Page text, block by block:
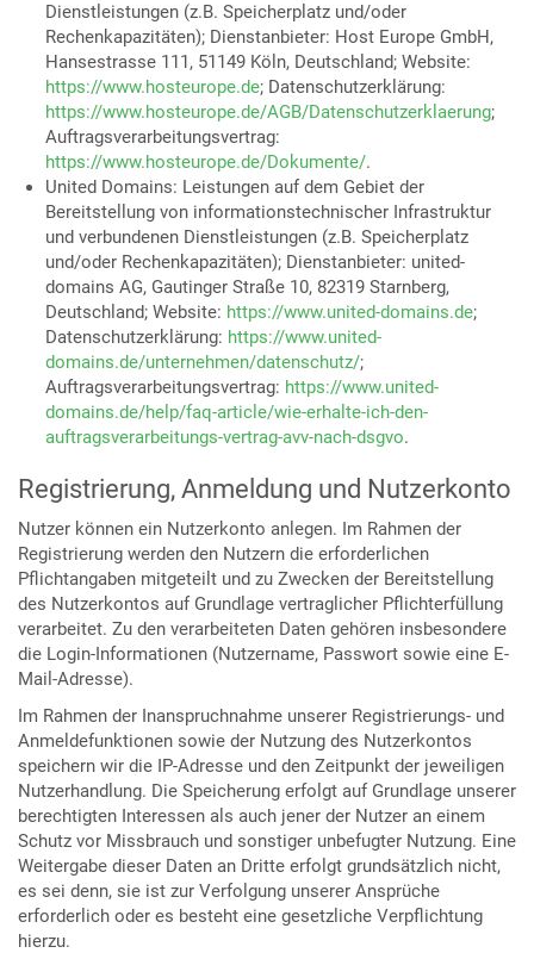
Dienstleistungen (z.B. Speicherplatz und/oder
Rechenkapazitäten); Dienstanbieter: Host Europe GmbH,
Hansestrasse 111, 51149 Köln, Deutschland; Website:
https://www.hosteurope.de; Datenschutzerklärung:
https://www.hosteurope.de/AGB/Datenschutzerklaerung;
Auftragsverarbeitungsvertrag:
https://www.hosteurope.de/Dokumente/.
United Domains: Leistungen auf dem Gebiet der
Bereitstellung von informationstechnischer Infrastruktur
und verbundenen Dienstleistungen (z.B. Speicherplatz
und/oder Rechenkapazitäten); Dienstanbieter: united-
domains AG, Gautinger Straße 10, 82319 Starnberg,
Deutschland; Website: https://www.united-domains.de;
Datenschutzerklärung: https://www.united-
domains.de/unternehmen/datenschutz/;
Auftragsverarbeitungsvertrag: https://www.united-
domains.de/help/faq-article/wie-erhalte-ich-den-
auftragsverarbeitungs-vertrag-avv-nach-dsgvo.
Registrierung, Anmeldung und Nutzerkonto
Nutzer können ein Nutzerkonto anlegen. Im Rahmen der
Registrierung werden den Nutzern die erforderlichen
Pflichtangaben mitgeteilt und zu Zwecken der Bereitstellung
des Nutzerkontos auf Grundlage vertraglicher Pflichterfüllung
verarbeitet. Zu den verarbeiteten Daten gehören insbesondere
die Login-Informationen (Nutzername, Passwort sowie eine E-
Mail-Adresse).
Im Rahmen der Inanspruchnahme unserer Registrierungs- und
Anmeldefunktionen sowie der Nutzung des Nutzerkontos
speichern wir die IP-Adresse und den Zeitpunkt der jeweiligen
Nutzerhandlung. Die Speicherung erfolgt auf Grundlage unserer
berechtigten Interessen als auch jener der Nutzer an einem
Schutz vor Missbrauch und sonstiger unbefugter Nutzung. Eine
Weitergabe dieser Daten an Dritte erfolgt grundsätzlich nicht,
es sei denn, sie ist zur Verfolgung unserer Ansprüche
erforderlich oder es besteht eine gesetzliche Verpflichtung
hierzu.